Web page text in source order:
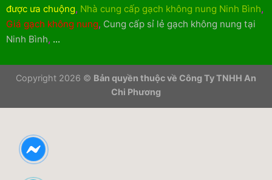
được ưa chuộng, Nhà cung cấp gạch không nung Ninh Bình,
Giá gạch không nung, Cung cấp sỉ lẻ gạch không nung tại
Ninh Bình, ...
Copyright 2026 © Bản quyền thuộc về Công Ty TNHH An
Chi Phương